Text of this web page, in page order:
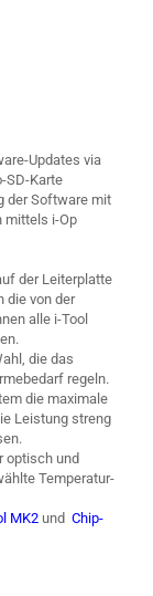
Updates via
SD-Karte
der Software mit
mittels i-Op
der Leiterplatte
die von der
alle i-Tool
die das
regeln.
die maximale
Leistung streng
optisch und
Temperatur-
MK2 und Chip-